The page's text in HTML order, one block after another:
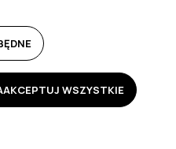
Szafka RTV nowoczesna DUO
160cm wisząca + panel dąb
artisan / czarny mat - LED
WSZYSTKIE